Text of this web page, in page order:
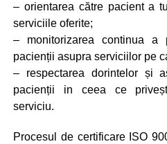
– orientarea către pacient a
serviciile oferite;
– monitorizarea continua
pacienții asupra serviciilor pe
– respectarea dorintelor și
pacienții in ceea ce
serviciu.
Procesul de certificare ISO